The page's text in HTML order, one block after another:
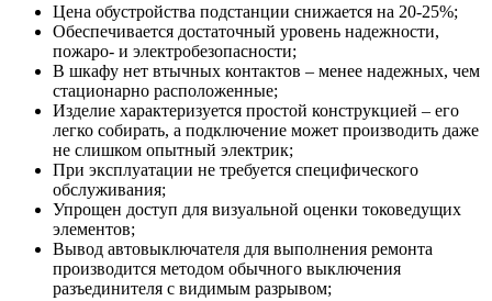
Цена обустройства подстанции снижается на 20-25%;
Обеспечивается достаточный уровень надежности,
пожаро- и электробезопасности;
В шкафу нет втычных контактов – менее надежных, чем
стационарно расположенные;
Изделие характеризуется простой конструкцией – его
легко собирать, а подключение может производить даже
не слишком опытный электрик;
При эксплуатации не требуется специфического
обслуживания;
Упрощен доступ для визуальной оценки токоведущих
элементов;
Вывод автовыключателя для выполнения ремонта
производится методом обычного выключения
разъединителя с видимым разрывом;